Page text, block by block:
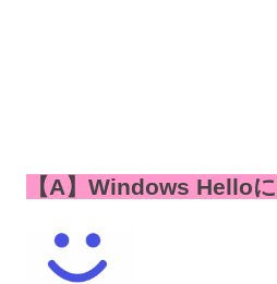
【A】Windows Hello